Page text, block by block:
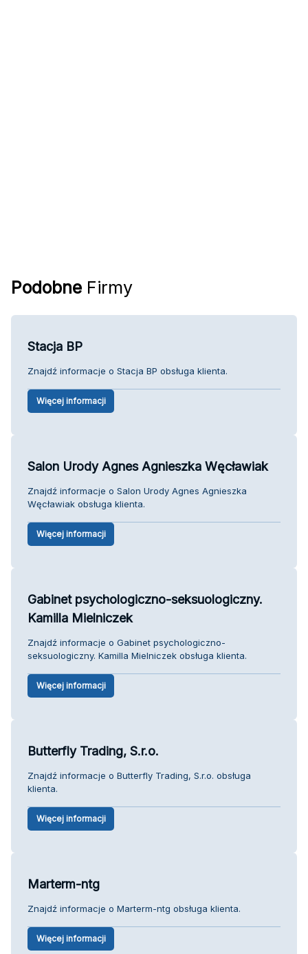
Podobne Firmy
Stacja BP
Znajdź informacje o Stacja BP obsługa klienta.
Więcej informacji
Salon Urody Agnes Agnieszka Węcławiak
Znajdź informacje o Salon Urody Agnes Agnieszka
Węcławiak obsługa klienta.
Więcej informacji
Gabinet psychologiczno-seksuologiczny.
Kamilla Mielniczek
Znajdź informacje o Gabinet psychologiczno-
seksuologiczny. Kamilla Mielniczek obsługa klienta.
Więcej informacji
Butterfly Trading, S.r.o.
Znajdź informacje o Butterfly Trading, S.r.o. obsługa
klienta.
Więcej informacji
Marterm-ntg
Znajdź informacje o Marterm-ntg obsługa klienta.
Więcej informacji